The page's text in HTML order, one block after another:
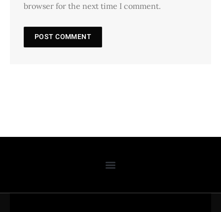
browser for the next time I comment.